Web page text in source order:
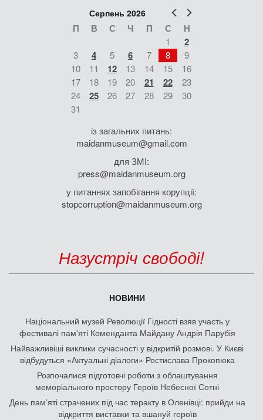
Попер
Серпень 2026
П В С Ч П С Н
1 2
3 4 5 6 7 8
9
10
11 12 13 14 15
16
17
18 19 20 21 22
23
24
25 26 27 28 29
30
31
із загальних питань:
maidanmuseum@gmail.com
для ЗМІ:
press@maidanmuseum.org
у питаннях запобігання корупції:
stopcorruption@maidanmuseum.org
Назустріч свободі!
НОВИНИ
Національний музей Революції Гідності взяв участь у
фестивалі пам'яті Коменданта Майдану Андрія Парубія
Найважливіші виклики сучасності у відкритій розмові. У Києві
відбудуться «Актуальні діалоги» Ростислава Прокопюка
Розпочалися підготовчі роботи з облаштування
меморіального простору Героїв Небесної Сотні
День памʼяті страчених під час теракту в Оленівці: прийди на
відкриття виставки та вшануй героїв